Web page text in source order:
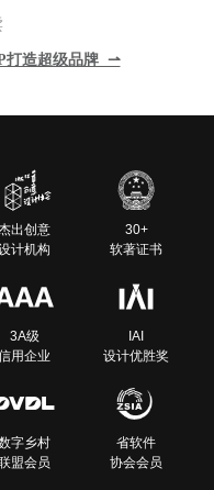
打造超级品牌 ⇀
出创意
计机构
30+
软著证书
3A级
用企业
IAI
设计优胜奖
字乡村
盟会员
省软件
协会会员